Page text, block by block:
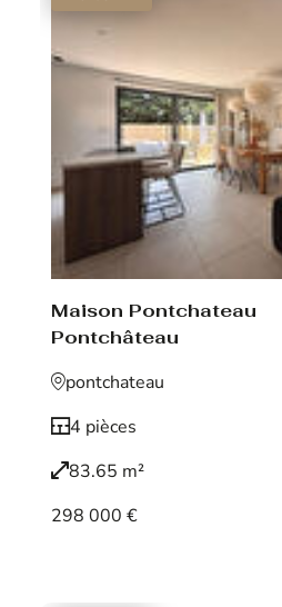
Maison Pontchateau
Pontchâteau
pontchateau
4 pièces
83.65 m²
298 000 €